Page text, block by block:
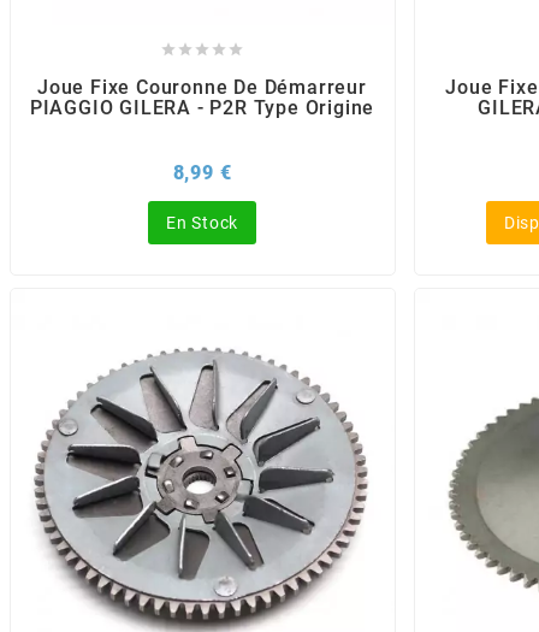
AREXONS
ARTEK
ATHENA
AUVRAY
AVOC
    
Joue Fixe Couronne De Démarreur
PIAGGIO GILERA - P2R Type Origine
8,99 €Prix
En Stock
Joue